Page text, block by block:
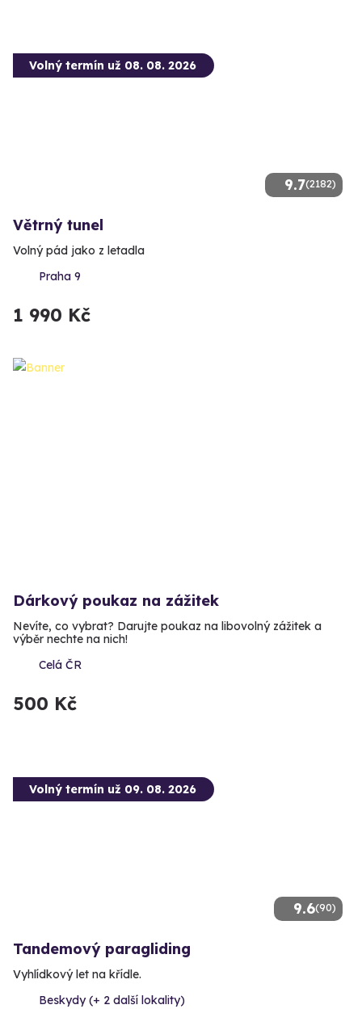
9.7(2182)
Volný termín už 08. 08. 2026
Větrný tunel
Volný pád jako z letadla
Praha 9
1 990 Kč
Dárkový poukaz na zážitek
Nevíte, co vybrat? Darujte poukaz na libovolný zážitek a
výběr nechte na nich!
Celá ČR
500 Kč
9.6(90)
Volný termín už 09. 08. 2026
Tandemový paragliding
Vyhlídkový let na křídle.
Beskydy (+ 2 další lokality)